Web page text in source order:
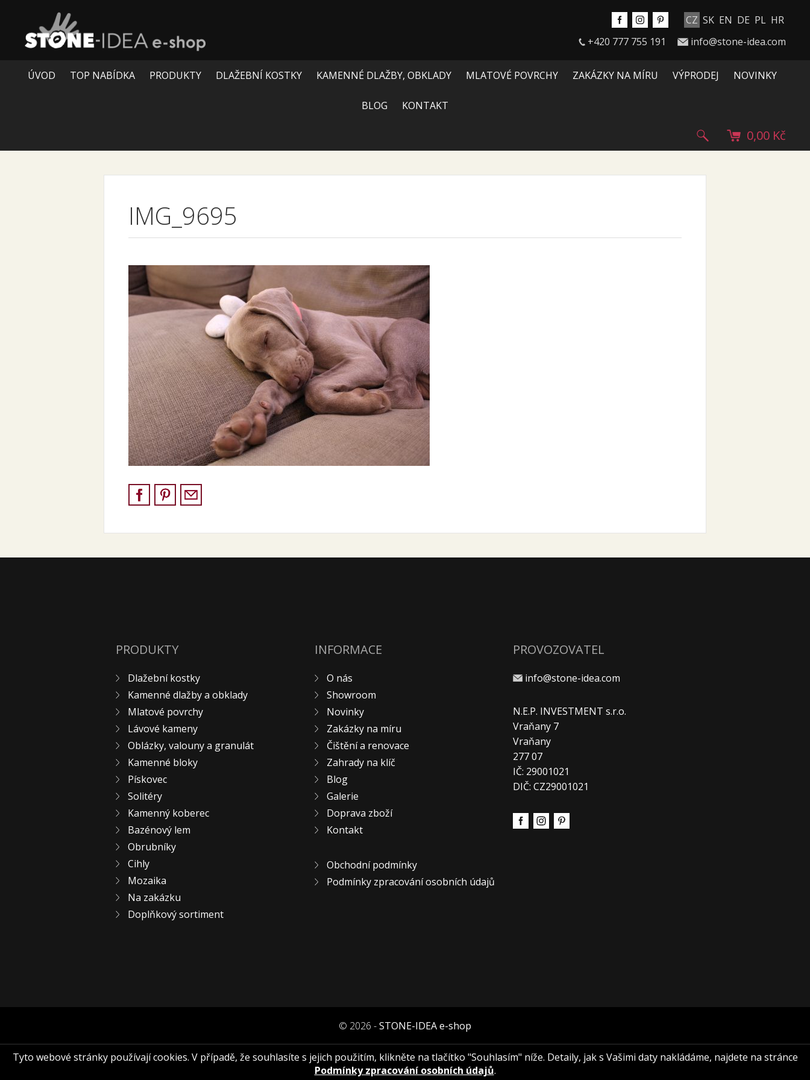
CZ SK EN DE PL HR
+420 777 755 191
info@stone-idea.com
ÚVOD TOP NABÍDKA PRODUKTY DLAŽEBNÍ KOSTKY KAMENNÉ DLAŽBY, OBKLADY MLATOVÉ POVRCHY ZAKÁZKY NA MÍRU VÝPRODEJ NOVINKY
BLOG KONTAKT
0,00 Kč
IMG_9695
PRODUKTY
Dlažební kostky
Kamenné dlažby a obklady
Mlatové povrchy
Lávové kameny
Oblázky, valouny a granulát
Kamenné bloky
Pískovec
Solitéry
Kamenný koberec
Bazénový lem
Obrubníky
Cihly
Mozaika
Na zakázku
Doplňkový sortiment
INFORMACE
O nás
Showroom
Novinky
Zakázky na míru
Čištění a renovace
Zahrady na klíč
Blog
Galerie
Doprava zboží
Kontakt
Obchodní podmínky
Podmínky zpracování osobních údajů
PROVOZOVATEL
info@stone-idea.com
N.E.P. INVESTMENT s.r.o.
Vraňany 7
Vraňany
277 07
IČ: 29001021
DIČ: CZ29001021
© 2026 -STONE-IDEA e-shop
Tyto webové stránky používají cookies. V případě, že souhlasíte s jejich použitím, klikněte na tlačítko "Souhlasím" níže. Detaily, jak s Vašimi daty nakládáme, najdete na stránce
Podmínky zpracování osobních údajů.